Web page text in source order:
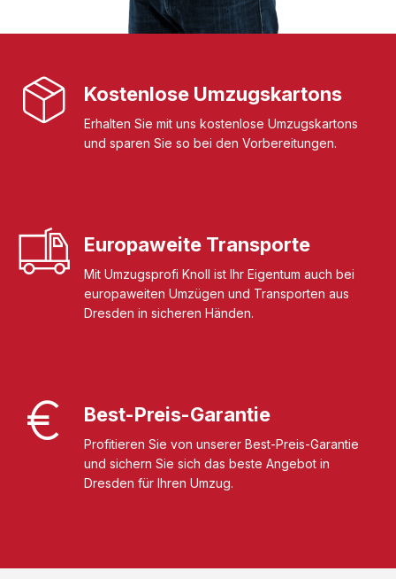
Kostenlose Umzugskartons
Erhalten Sie mit uns kostenlose Umzugskartons
und sparen Sie so bei den Vorbereitungen.
Europaweite Transporte
Mit Umzugsprofi Knoll ist Ihr Eigentum auch bei
europaweiten Umzügen und Transporten aus
Dresden in sicheren Händen.
Best-Preis-Garantie
Profitieren Sie von unserer Best-Preis-Garantie
und sichern Sie sich das beste Angebot in
Dresden für Ihren Umzug.